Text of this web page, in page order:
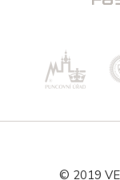
© 2019